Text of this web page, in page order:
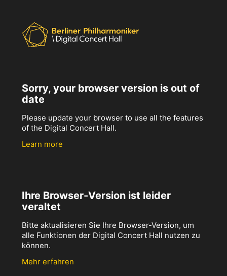
Sorry, your browser version is out of
date
Please update your browser to use all the features
of the Digital Concert Hall.
Learn more
Ihre Browser-Version ist leider
veraltet
Bitte aktualisieren Sie Ihre Browser-Version, um
alle Funktionen der Digital Concert Hall nutzen zu
können.
Mehr erfahren